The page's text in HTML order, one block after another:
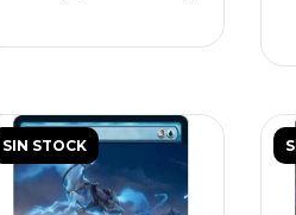
SIN STOCK